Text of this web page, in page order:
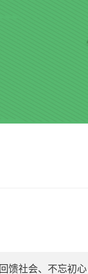
回馈社会、不忘初